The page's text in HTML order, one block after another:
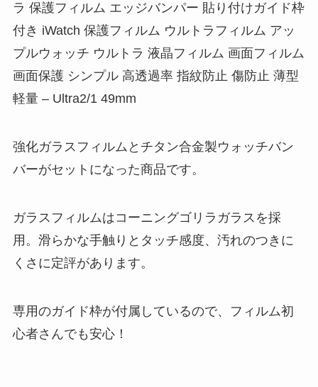
ラ 保護フィルム エッジバンパー 貼り付けガイド枠
付き iWatch 保護フィルム ウルトラフィルム アッ
プルウォッチ ウルトラ 液晶フィルム 画面フィルム
画面保護 シンプル 高透過率 指紋防止 傷防止 薄型
軽量 – Ultra2/1 49mm
強化ガラスフィルムとチタン合金製ウォッチバン
バーがセットになった商品です。
ガラスフィルムはコーニングゴリラガラスを採
用。滑らかな手触りとタッチ感度、汚れのつきに
くさに定評があります。
専用のガイド枠が付属しているので、フィルム初
心者さんでも安心！